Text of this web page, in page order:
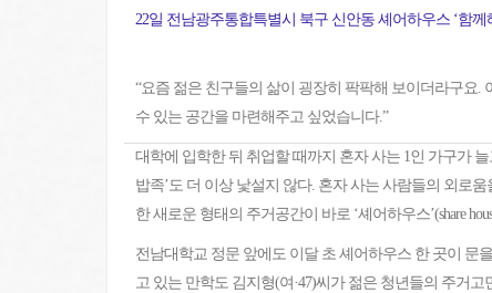
22일 전남광주통합특별시 북구 신안동 셰어하우스 ‘함께
“요즘 젊은 친구들의 삶이 굉장히 팍팍해 보이더라구요.
수 있는 공간을 마련해주고 싶었습니다.”
대학에 입학한 뒤 취업할 때까지 혼자 사는 1인 가구가
밥족’도 더 이상 낯설지 않다. 혼자 사는 사람들의 외로
한 새로운 형태의 주거공간이 바로 ‘셰어하우스’(share
전남대학교 정문 앞에도 이달 초 셰어하우스 한 곳이 문
고 있는 만학도 김지형(여·47)씨가 젊은 청년들의 주거고